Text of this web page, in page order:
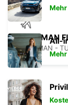
DALAMAN
DALAMAN -
All-